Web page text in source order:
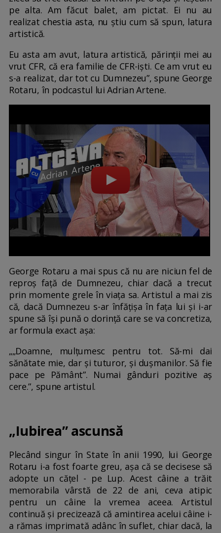
pe alta. Am făcut balet, am pictat. Ei nu au
realizat chestia asta, nu știu cum să spun, latura
artistică.
Eu asta am avut, latura artistică, părinții mei au
vrut CFR, că era familie de CFR-iști. Ce am vrut eu
s-a realizat, dar tot cu Dumnezeu”, spune George
Rotaru, în podcastul lui Adrian Artene.
George Rotaru a mai spus că nu are niciun fel de
reproș față de Dumnezeu, chiar dacă a trecut
prin momente grele în viața sa. Artistul a mai zis
că, dacă Dumnezeu s-ar înfățișa în fața lui și i-ar
spune să își pună o dorință care se va concretiza,
ar formula exact așa:
„„Doamne, mulțumesc pentru tot. Să-mi dai
sănătate mie, dar și tuturor, și dușmanilor. Să fie
pace pe Pământ”. Numai gânduri pozitive aș
cere.”, spune artistul.
„Iubirea” ascunsă
Plecând singur în State în anii 1990, lui George
Rotaru i-a fost foarte greu, așa că se decisese să
adopte un cățel - pe Lup. Acest câine a trăit
memorabila vârstă de 22 de ani, ceva atipic
pentru un câine la vremea aceea. Artistul
continuă și precizează că amintirea acelui câine i-
a rămas imprimată adânc în suflet, chiar dacă, la